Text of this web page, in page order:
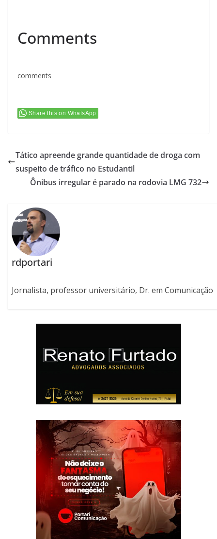
Comments
comments
Share this on WhatsApp
Tático apreende grande quantidade de droga com
suspeito de tráfico no Estudantil
Ônibus irregular é parado na rodovia LMG 732
rdportari
Jornalista, professor universitário, Dr. em Comunicação